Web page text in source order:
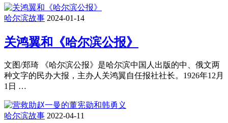
哈尔滨故事 2024-01-14
关鸿翼和《哈尔滨公报》
文图/郑琦 《哈尔滨公报》是哈尔滨中国人出版的中、俄文两
种文字的民办大报，主办人关鸿翼自任报社社长。1926年12月
1日 …
哈尔滨故事 2022-04-11